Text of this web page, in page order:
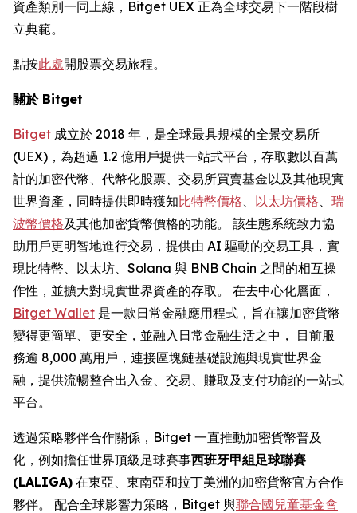
資產類別一同上線，Bitget UEX 正為全球交易下一階段樹
立典範。
點按此處開股票交易旅程。
關於 Bitget
Bitget 成立於 2018 年，是全球最具規模的全景交易所
(UEX)，為超過 1.2 億用戶提供一站式平台，存取數以百萬
計的加密代幣、代幣化股票、交易所買賣基金以及其他現實
世界資產，同時提供即時獲知比特幣價格 以太坊價格
瑞
波幣價格及其他加密貨幣價格的功能。 該生態系統致力協
助用戶更明智地進行交易，提供由 AI 驅動的交易工具，實
現比特幣、以太坊、Solana 與 BNB Chain 之間的相互操
作性，並擴大對現實世界資產的存取。 在去中心化層面，
Bitget Wallet 是一款日常金融應用程式，旨在讓加密貨幣
變得更簡單、更安全，並融入日常金融生活之中， 目前服
務逾 8,000 萬用戶，連接區塊鏈基礎設施與現實世界金
融，提供流暢整合出入金、交易、賺取及支付功能的一站式
平台。
透過策略夥伴合作關係，Bitget 一直推動加密貨幣普及
化，例如擔任世界頂級足球賽事西班牙甲組足球聯賽
(LALIGA) 在東亞、東南亞和拉丁美洲的加密貨幣官方合作
夥伴。 配合全球影響力策略，Bitget 與聯合國兒童基金會